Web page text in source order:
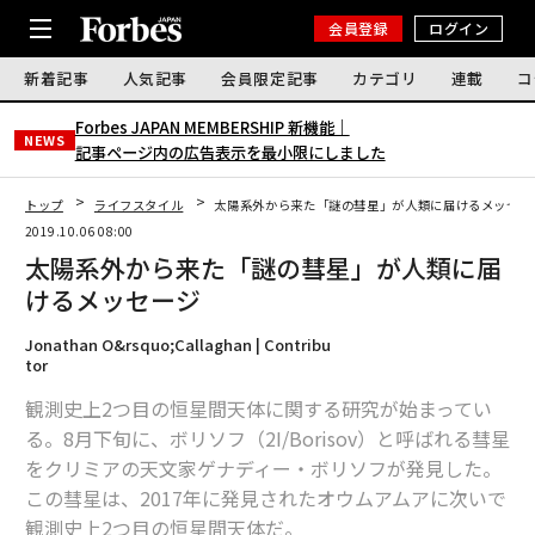
会員登録 ログイン
新着記事 人気記事 会員限定記事 カテゴリ 連載
NEWS
Forbes JAPAN MEMBERSHIP 新機能｜
記事ページ内の広告表示を最小限にしました
トップ ライフスタイル
太陽系外から来た「謎の彗星」が人類に届けるメッセー
2019.10.06 08:00
太陽系外から来た「謎の彗星」が人類に届
けるメッセージ
Jonathan O&rsquo;Callaghan | Contribu
tor
観測史上2つ目の恒星間天体に関する研究が始まってい
る。8月下旬に、ボリソフ（2I/Borisov）と呼ばれる彗星
をクリミアの天文家ゲナディー・ボリソフが発見した。
この彗星は、2017年に発見されたオウムアムアに次いで
観測史上2つ目の恒星間天体だ。